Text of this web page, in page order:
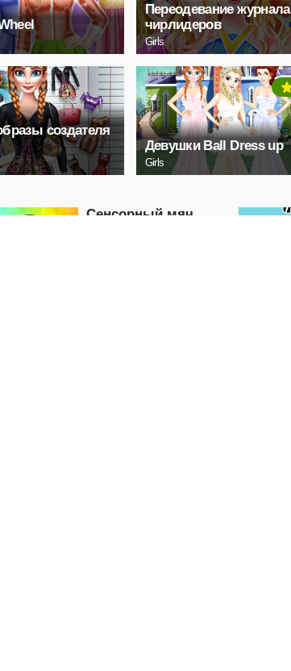
Переодевание журнала
чирлидеров
Girls
создателя
Девушки Ball Dress up
Girls
Сенсорный мяч